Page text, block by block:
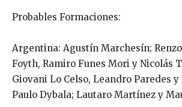
Probables Formaciones:
Argentina: Agustín Marchesín;
Foyth, Ramiro Funes Mori y Nicolás
Giovani Lo Celso, Leandro Paredes y
Paulo Dybala; Lautaro Martínez y